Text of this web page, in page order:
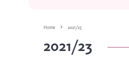
Home 2021/23
2021/23